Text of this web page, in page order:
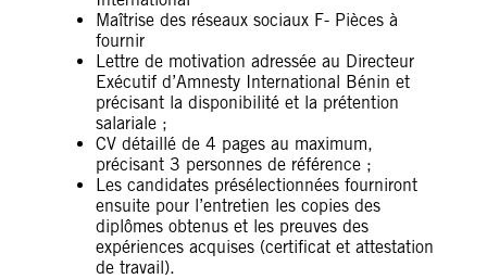
Maîtrise des réseaux sociaux F- Pièces à
fournir
Lettre de motivation adressée au Directeur
Exécutif d’Amnesty International Bénin et
précisant la disponibilité et la prétention
salariale ;
CV détaillé de 4 pages au maximum,
précisant 3 personnes de référence ;
Les candidates présélectionnées fourniront
ensuite pour l’entretien les copies des
diplômes obtenus et les preuves des
expériences acquises (certificat et attestation
de travail).